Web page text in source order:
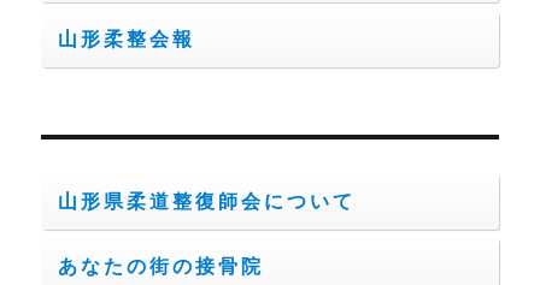
山形柔整会報
山形県柔道整復師会について
あなたの街の接骨院